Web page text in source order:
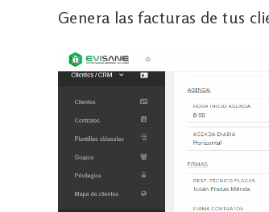
Genera las facturas de tus